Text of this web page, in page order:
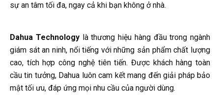
sự an tâm tối đa, ngay cả khi bạn không ở nhà.
Dahua Technologylà thương hiệu hàng đầu trong ngành
giám sát an ninh, nổi tiếng với những sản phẩm chất lượng
cao, tích hợp công nghệ tiên tiến. Được khách hàng toàn
cầu tin tưởng, Dahua luôn cam kết mang đến giải pháp bảo
mật tối ưu, đáp ứng mọi nhu cầu của người dùng.